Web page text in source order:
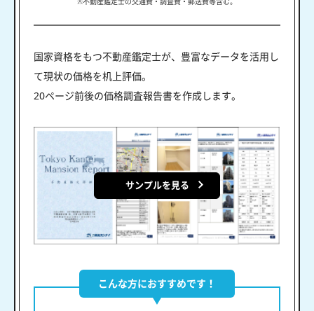
国家資格をもつ不動産鑑定士が、豊富なデータを活用し
て現状の価格を机上評価。
20ページ前後の価格調査報告書を作成します。
サンプルを見る
こんな方におすすめです！